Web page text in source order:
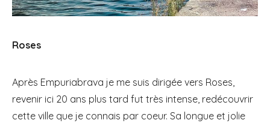
Roses
Après Empuriabrava je me suis dirigée vers Roses,
revenir ici 20 ans plus tard fut très intense, redécouvrir
cette ville que je connais par coeur. Sa longue et jolie